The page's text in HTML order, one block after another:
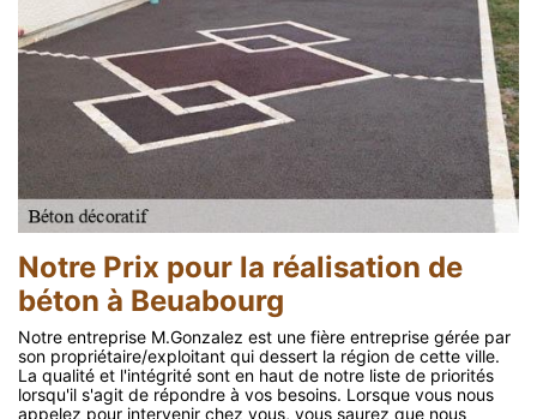
Notre Prix pour la réalisation de
béton à Beuabourg
Notre entreprise M.Gonzalez est une fière entreprise gérée par
son propriétaire/exploitant qui dessert la région de cette ville.
La qualité et l'intégrité sont en haut de notre liste de priorités
lorsqu'il s'agit de répondre à vos besoins. Lorsque vous nous
appelez pour intervenir chez vous, vous saurez que nous